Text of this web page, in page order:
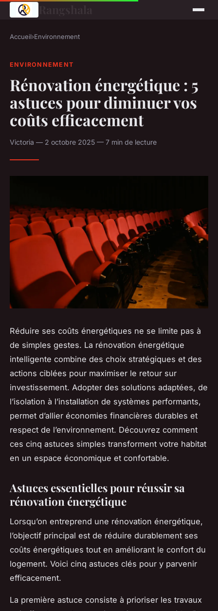
Accueil›Environnement
ENVIRONNEMENT
Rénovation énergétique : 5
astuces pour diminuer vos
coûts efficacement
Victoria — 2 octobre 2025 — 7 min de lecture
Réduire ses coûts énergétiques ne se limite pas à
de simples gestes. La rénovation énergétique
intelligente combine des choix stratégiques et des
actions ciblées pour maximiser le retour sur
investissement. Adopter des solutions adaptées, de
l’isolation à l’installation de systèmes performants,
permet d’allier économies financières durables et
respect de l’environnement. Découvrez comment
ces cinq astuces simples transforment votre habitat
en un espace économique et confortable.
Astuces essentielles pour réussir sa
rénovation énergétique
Lorsqu’on entreprend une rénovation énergétique,
l’objectif principal est de réduire durablement ses
coûts énergétiques tout en améliorant le confort du
logement. Voici cinq astuces clés pour y parvenir
efficacement.
La première astuce consiste à prioriser les travaux